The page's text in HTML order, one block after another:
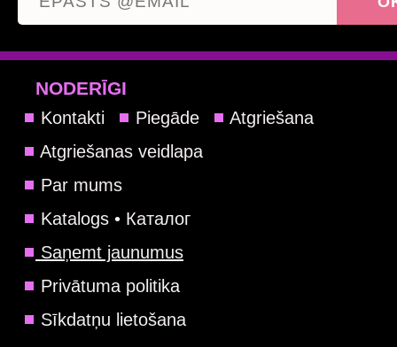
NODERĪGI
Kontakti Piegāde
Atgriešana
Atgriešanas veidlapa
Par mums
Katalogs • Каталог
Saņemt jaunumus
Privātuma politika
Sīkdatņu lietošana